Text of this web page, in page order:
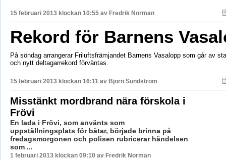
15 februari 2013 klockan 10:55 av Fredrik Norman
Rekord för Barnens
På söndag arrangerar Friluftsfrämjandet Barnens Vasalopp som går av
och nytt deltagarrekord förväntas.
15 februari 2013 klockan 16:11 av Björn Sundström
Misstänkt mordbrand nära förskola i
Frövi
En lada i Frövi, som använts som
uppställningsplats för båtar, började brinna på
fredagsmorgonen och polisen rubricerar händelsen
som ...
1 februari 2013 klockan 09:10 av Fredrik Norman